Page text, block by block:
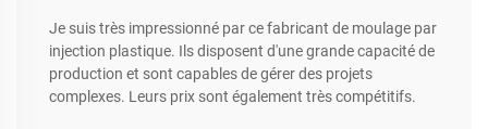
Je suis très impressionné par ce fabricant de moulage par
injection plastique. Ils disposent d'une grande capacité de
production et sont capables de gérer des projets
complexes. Leurs prix sont également très compétitifs.